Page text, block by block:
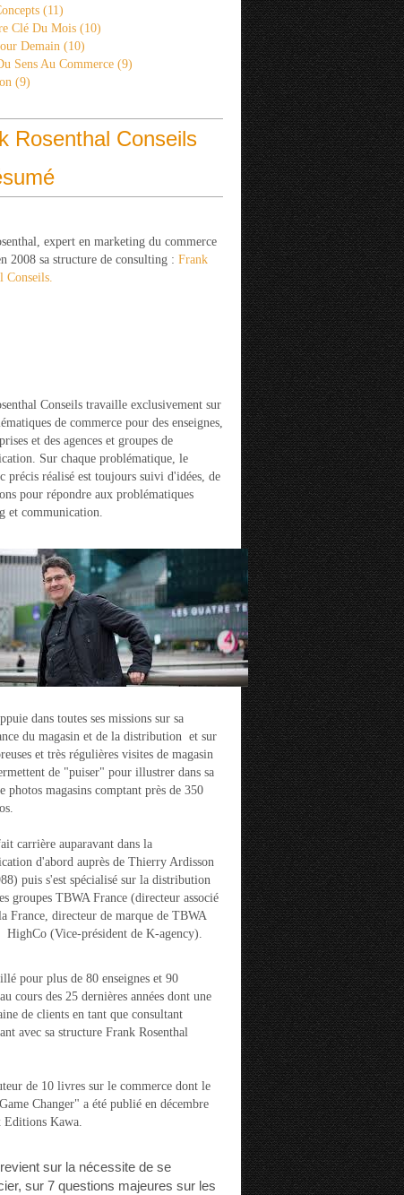
(11)
Clé Du Mois (10)
Demain (10)
Sens Au Commerce (9)
(9)
Rosenthal Conseils
expert en marketing du commerce
2008 sa structure de consulting : Frank
Conseils.
Conseils travaille exclusivement sur
de commerce pour des enseignes,
et des agences et groupes de
Sur chaque problématique, le
précis réalisé est toujours suivi d'idées, de
pour répondre aux problématiques
et communication.
dans toutes ses missions sur sa
du magasin et de la distribution et sur
et très régulières visites de magasin
de "puiser" pour illustrer dans sa
photos magasins comptant près de 350
carrière auparavant dans la
d'abord auprès de Thierry Ardisson
puis s'est spécialisé sur la distribution
groupes TBWA France (directeur associé
France, directeur de marque de TBWA
(Vice-président de K-agency).
pour plus de 80 enseignes et 90
cours des 25 dernières années dont une
de clients en tant que consultant
avec sa structure Frank Rosenthal
de 10 livres sur le commerce dont le
Changer" a été publié en décembre
Editions Kawa.
sur la nécessite de se
sur 7 questions majeures sur les